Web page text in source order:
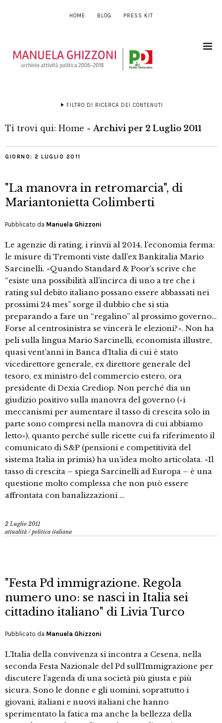
HOME BLOG PRESS KIT
FILTRO DI RICERCA DEI CONTENUTI
Ti trovi qui: Home » Archivi per 2 Luglio 2011
GIORNO: 2 LUGLIO 2011
"La manovra in retromarcia", di
Mariantonietta Colimberti
Pubblicato da Manuela Ghizzoni
Le agenzie di rating, i rinvii al 2014, l’economia ferma:
le misure di Tremonti viste dall’ex Bankitalia Mario
Sarcinelli. «Quando Standard & Poor’s scrive che
“esiste una possibilità all’incirca di uno a tre che i
rating sul debito italiano possano essere abbassati nei
prossimi 24 mes” sorge il dubbio che si stia
preparando a fare un “regalino” al prossimo governo…
Forse al centrosinistra se vincerà le elezioni?». Non ha
peli sulla lingua Mario Sarcinelli, economista illustre,
quasi vent’anni in Banca d’Italia di cui è stato
vicedirettore generale, ex direttore generale del
tesoro, ex ministro del commercio estero, ora
presidente di Dexia Crediop. Non perché dia un
giudizio positivo sulla manovra del governo («i
meccanismi per aumentare il tasso di crescita solo in
parte sono compresi nella manovra di cui abbiamo
letto»), quanto perché sulle ricette cui fa riferimento il
comunicato di S&P (pensioni e competitività del
sistema Italia in primis) ha un’idea molto articolata. «Il
tasso di crescita – spiega Sarcinelli ad Europa – è una
questione molto complessa che non può essere
affrontata con banalizzazioni …
2 Luglio 2011
attualità /politica italiana
"Festa Pd immigrazione. Regola
numero uno: se nasci in Italia sei
cittadino italiano" di Livia Turco
Pubblicato da Manuela Ghizzoni
L’Italia della convivenza si incontra a Cesena, nella
seconda Festa Nazionale del Pd sull’Immigrazione per
discutere l’agenda di una società più giusta e più
sicura. Sono le donne e gli uomini, soprattutto i
giovani, italiani e nuovi italiani che hanno
sperimentato la fatica ma anche la bellezza della